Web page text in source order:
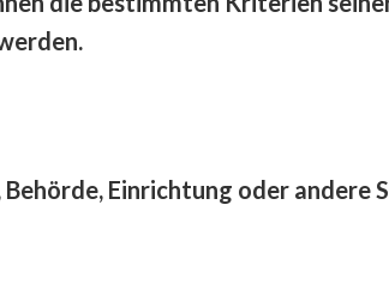
Einrichtung oder andere